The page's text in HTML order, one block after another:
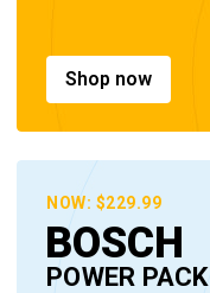
Shop now
NOW: $229.99
BOSCH
POWER PACK